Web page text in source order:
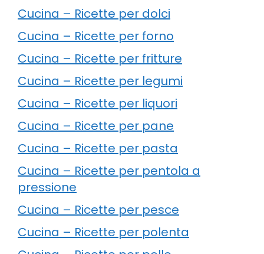
Cucina – Ricette per dolci
Cucina – Ricette per forno
Cucina – Ricette per fritture
Cucina – Ricette per legumi
Cucina – Ricette per liquori
Cucina – Ricette per pane
Cucina – Ricette per pasta
Cucina – Ricette per pentola a
pressione
Cucina – Ricette per pesce
Cucina – Ricette per polenta